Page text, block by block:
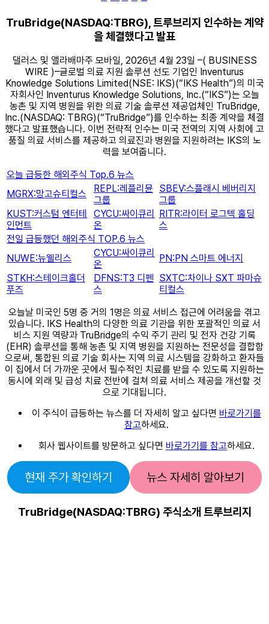
TruBridge(NASDAQ:TBRG), 트루브리지 인수하는 계약
을 체결했다고 발표
댈러스 및 앨라배마주 모바일, 2026년 4월 23일 –( BUSINESS
WIRE )–글로벌 의료 지원 솔루션 선도 기업인 Inventurus
Knowledge Solutions Limited(NSE: IKS)(“IKS Health”)의 미국
자회사인 Inventurus Knowledge Solutions, Inc.(“IKS”)는 오늘
농촌 및 지역 병원을 위한 의료 기술 솔루션 제공업체인 TruBridge,
Inc.(NASDAQ: TBRG)(“TruBridge”)를 인수하는 최종 계약을 체결
했다고 발표했습니다. 이번 전략적 인수는 미국 전역의 지역 사회에 고
품질 의료 서비스를 제공하고 의료진과 병원을 지원하려는 IKS의 노
력을 보여줍니다.
오늘 급등한 해외주식 Top.6 뉴스
MGRX:망고슈티컬스
REPL:레플리뮨
그룹
SBEV:스플래시 베버리지
그룹
KUST:커스텀 엔터테
인먼트
CYCU:싸이큐리
온
RITR:라이터 로그텍 홀딩
스
전일 급등했던 해외주식 TOP.6 뉴스
NUWE:뉴웰리스
CYCU:싸이큐리
온
PN:PN 스마트 에너지
STKH:스테이크홀더
푸즈
DFNS:T3 디펜
스
SXTC:차이나 SXT 파마슈
티컬스
오늘날 미국인 5명 중 거의 1명은 의료 서비스 접근에 어려움을 겪고
있습니다. IKS Health의 다양한 의료 기관을 위한 포괄적인 의료 서
비스 지원 역량과 TruBridge의 수익 주기 관리 및 전자 건강 기록
(EHR) 솔루션을 통해 농촌 및 지역 병원을 지원하는 전문성을 결합함
으로써, 통합된 의료 기술 회사는 지역 의료 시스템을 강화하고 환자들
이 집에서 더 가까운 곳에서 필수적인 치료를 받을 수 있도록 지원하는
동시에 외래 및 급성 치료 전반에 걸쳐 의료 서비스 제공을 개선할 것
으로 기대됩니다.
이 주식이 급등하는 뉴스를 더 자세히 알고 싶다면 바로가기를
참고하세요.
회사 웹사이트를 방문하고 싶다면 바로가기를 참고하세요.
현재 주가 확인하기 뉴스 자세히 알아보기
TruBridge(NASDAQ:TBRG) 주식소개 트루브리지